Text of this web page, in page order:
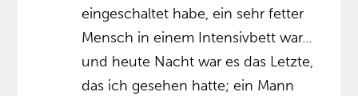
eingeschaltet habe, ein sehr fetter
Mensch in einem Intensivbett war…
und heute Nacht war es das Letzte,
das ich gesehen hatte; ein Mann